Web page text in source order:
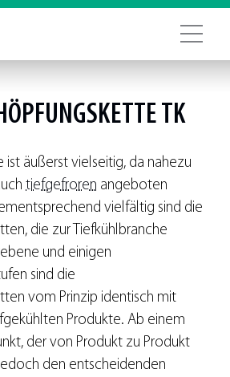
TK
ist äußerst vielseitig, da nahezu
tiefgefroren angeboten
vielfältig sind die
die zur Tiefkühlbranche
und einigen
sind die
vom Prinzip identisch mit
Produkte. Ab einem
der von Produkt zu Produkt
den entscheidenden